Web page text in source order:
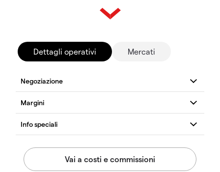
Dettagli operativi Mercati